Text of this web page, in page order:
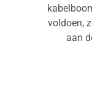
voldoen,
aan